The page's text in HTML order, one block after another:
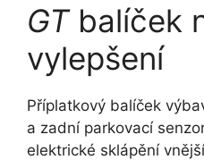
GTbalíček
vylepšení
Příplatkový balíček
a zadní parkovací
elektrické sklápění